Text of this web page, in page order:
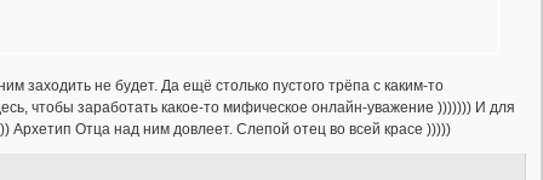
заходить не будет. Да ещё столько пустого трёпа с каким-то
чтобы заработать какое-то мифическое онлайн-уважение ))))))) И для
Архетип Отца над ним довлеет. Слепой отец во всей красе )))))